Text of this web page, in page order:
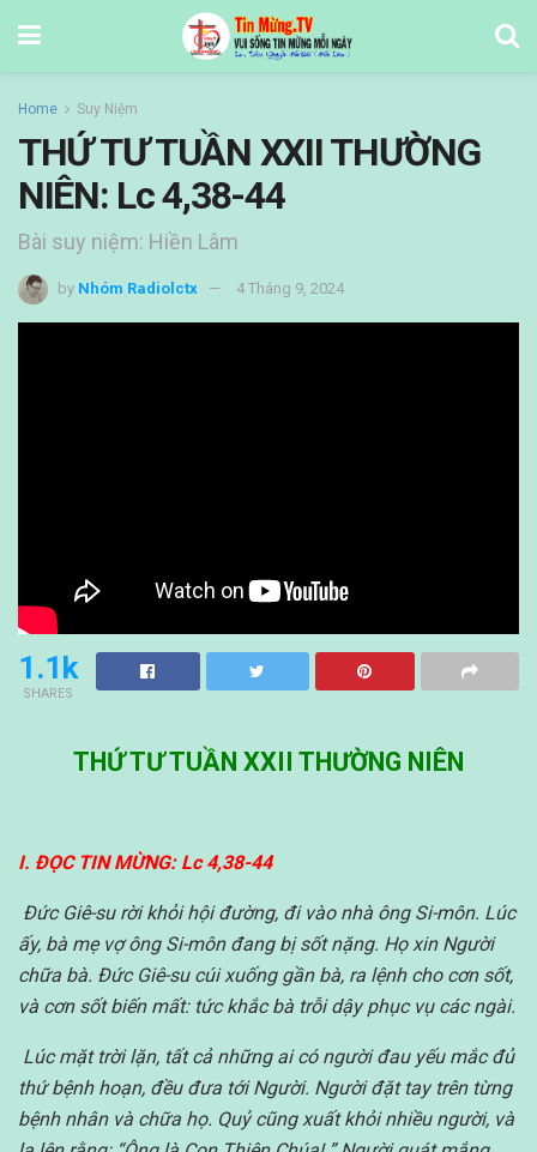
Home Suy Niệm
THỨ TƯ TUẦN XXII THƯỜNG
NIÊN: Lc 4,38-44
Bài suy niệm: Hiền Lâm
by Nhóm Radiolctx 4 Tháng 9, 2024
1.1k
SHARES
THỨ TƯ TUẦN XXII THƯỜNG NIÊN
I. ĐỌC TIN MỪNG: Lc 4,38-44
Đức Giê-su rời khỏi hội đường, đi vào nhà ông Si-môn. Lúc
ấy, bà mẹ vợ ông Si-môn đang bị sốt nặng. Họ xin Người
chữa bà. Đức Giê-su cúi xuống gần bà, ra lệnh cho cơn sốt,
và cơn sốt biến mất: tức khắc bà trỗi dậy phục vụ các ngài.
Lúc mặt trời lặn, tất cả những ai có người đau yếu mắc đủ
thứ bệnh hoạn, đều đưa tới Người. Người đặt tay trên từng
bệnh nhân và chữa họ. Quỷ cũng xuất khỏi nhiều người, và